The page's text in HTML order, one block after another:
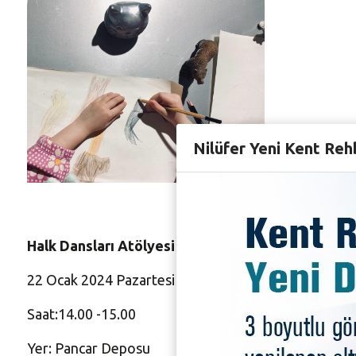
Halk Dansları Atölyesi
22 Ocak 2024 Pazartesi
Saat:14.00 -15.00
Yer: Pancar Deposu
Nilüfer Yeni Kent